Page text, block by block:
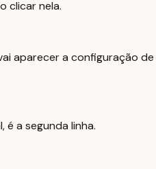
clicar nela.
aparecer a configuração de
é a segunda linha.